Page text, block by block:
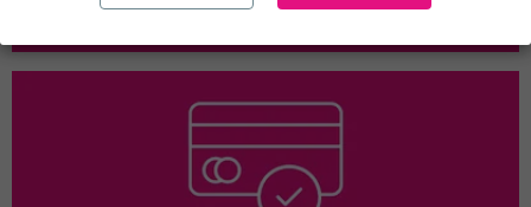
Livraison offerte dés 50 € d'achat